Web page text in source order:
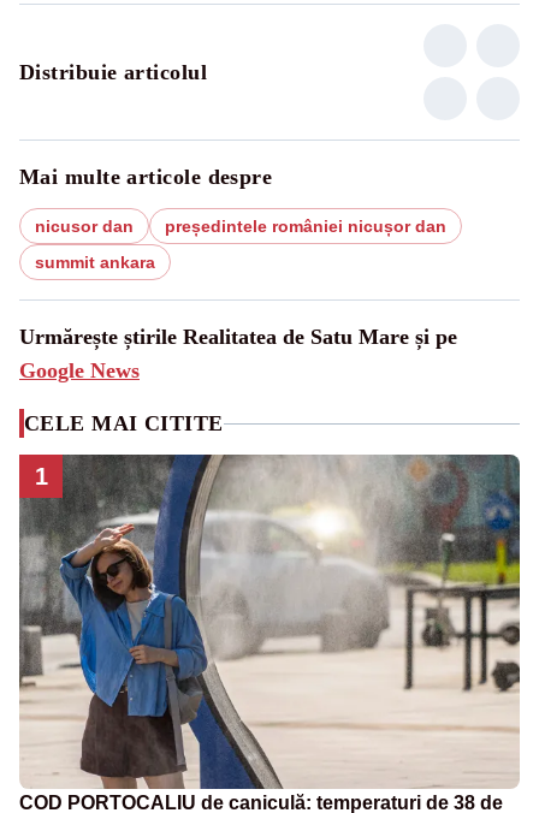
Distribuie articolul
Mai multe articole despre
nicusor dan
președintele româniei nicușor dan
summit ankara
Urmărește știrile Realitatea de Satu Mare și pe
Google News
CELE MAI CITITE
1
COD PORTOCALIU de caniculă: temperaturi de 38 de